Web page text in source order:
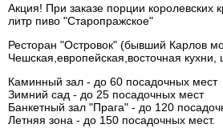
Акция! При заказе порции королевских
литр пиво "Старопражское"
Ресторан "Островок" (бывший Карлов
Чешская,европейская,восточная кухни,
Каминный зал - до 60 посадочных мест
Зимний сад - до 25 посадочных мест
Банкетный зал "Прага" - до 120
Летняя зона - до 150 посадочных мест.